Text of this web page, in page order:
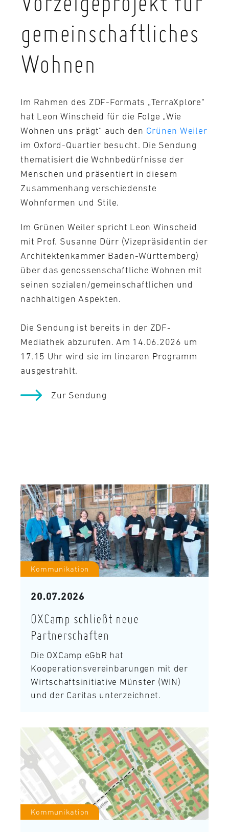
gemeinschaftliches
Wohnen
Im Rahmen des ZDF-Formats „TerraXplore“
hat Leon Winscheid für die Folge „Wie
Wohnen uns prägt“ auch den Grünen Weiler
im Oxford-Quartier besucht. Die Sendung
thematisiert die Wohnbedürfnisse der
Menschen und präsentiert in diesem
Zusammenhang verschiedenste
Wohnformen und Stile.
Im Grünen Weiler spricht Leon Winscheid
mit Prof. Susanne Dürr (Vizepräsidentin der
Architektenkammer Baden-Württemberg)
über das genossenschaftliche Wohnen mit
seinen sozialen/gemeinschaftlichen und
nachhaltigen Aspekten.
Die Sendung ist bereits in der ZDF-
Mediathek abzurufen. Am 14.06.2026 um
17.15 Uhr wird sie im linearen Programm
ausgestrahlt.
Zur Sendung
Kommunikation
20.07.2026
OXCamp schließt neue
Partnerschaften
Die OXCamp eGbR hat
Kooperationsvereinbarungen mit der
Wirtschaftsinitiative Münster (WIN)
und der Caritas unterzeichnet.
Kommunikation